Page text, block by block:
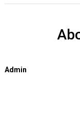
Admin